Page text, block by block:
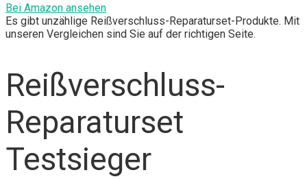
Bei Amazon ansehen
Es gibt unzählige Reißverschluss-Reparaturset-Produkte. Mit
unseren Vergleichen sind Sie auf der richtigen Seite.
Reißverschluss-
Reparaturset
Testsieger